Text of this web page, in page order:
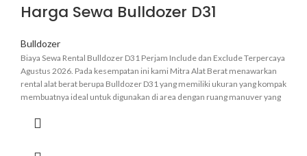
Harga Sewa Bulldozer D31
Bulldozer
Biaya Sewa Rental Bulldozer D31 Perjam Include dan Exclude Terpercaya
Agustus 2026. Pada kesempatan ini kami Mitra Alat Berat menawarkan
rental alat berat berupa Bulldozer D31 yang memiliki ukuran yang kompak
membuatnya ideal untuk digunakan di area dengan ruang manuver yang
Kami.